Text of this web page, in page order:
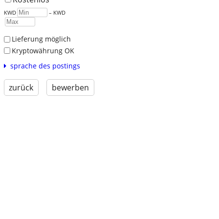
KWD – KWD
Lieferung möglich
Kryptowährung OK
sprache des postings
zurück bewerben